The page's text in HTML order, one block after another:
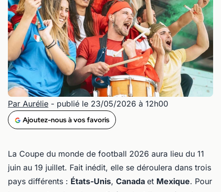
Par Aurélie - publié le 23/05/2026 à 12h00
Ajoutez-nous à vos favoris
La Coupe du monde de football 2026 aura lieu du 11
juin au 19 juillet. Fait inédit, elle se déroulera dans trois
pays différents : États-Unis, Canada et Mexique. Pour